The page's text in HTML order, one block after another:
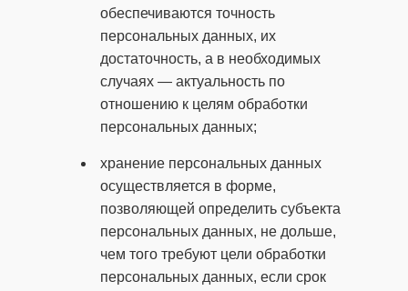
обеспечиваются точность
персональных данных, их
достаточность, а в необходимых
случаях — актуальность по
отношению к целям обработки
персональных данных;
хранение персональных данных
осуществляется в форме,
позволяющей определить субъекта
персональных данных, не дольше,
чем того требуют цели обработки
персональных данных, если срок